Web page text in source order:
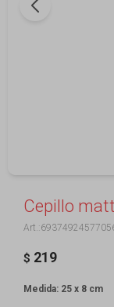
Cepillo
$ 219
Medida: 25 x 8 cm